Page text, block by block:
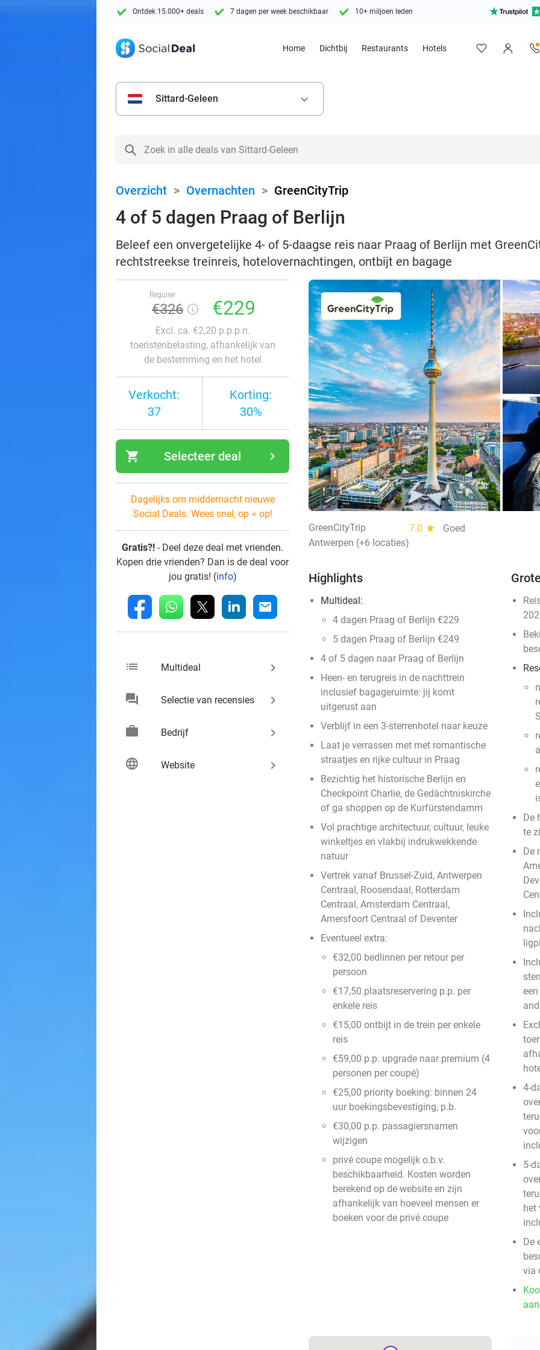
Ontdek 15.000+ deals 7 dagen per week beschikbaar 10+ miljoen leden
Home Dichtbij Restaurants Hotels
Sittard-Geleen keyboard_arrow_down
Overzicht > Overnachten > GreenCityTrip
4 of 5 dagen Praag of Berlijn
Beleef een onvergetelijke 4- of 5-daagse reis naar Praag of Berlijn met
rechtstreekse treinreis, hotelovernachtingen, ontbijt en bagage
Regulier
€326 €229
Excl. ca. €2,20 p.p.p.n.
toeristenbelasting, afhankelijk van
de bestemming en het hotel
Verkocht:
37
Korting:
30%
shopping_cart navigate_next
Selecteer deal
Dagelijks om middernacht nieuwe
Social Deals. Wees snel, op = op!
Gratis?! - Deel deze deal met vrienden.
Kopen drie vrienden? Dan is de deal voor
jou gratis! (info)
fb whatsapp linkedin mail
list Multideal keyboard_arrow_right
chat Selectie van recensies keyboard_arrow_right
work Bedrijf keyboard_arrow_right
language Website keyboard_arrow_right
GreenCityTrip 7.0 star
Goed
Antwerpen (+6 locaties)
Highlights
Multideal:
4 dagen Praag of Berlijn €229
5 dagen Praag of Berlijn €249
4 of 5 dagen naar Praag of Berlijn
Heen- en terugreis in de nachttrein
inclusief bagageruimte: jij komt
uitgerust aan
Verblijf in een 3-sterrenhotel naar keuze
Laat je verrassen met met romantische
straatjes en rijke cultuur in Praag
Bezichtig het historische Berlijn en
Checkpoint Charlie, de Gedächtniskirche
of ga shoppen op de Kurfürstendamm
Vol prachtige architectuur, cultuur, leuke
winkeltjes en vlakbij indrukwekkende
natuur
Vertrek vanaf Brussel-Zuid, Antwerpen
Centraal, Roosendaal, Rotterdam
Centraal, Amsterdam Centraal,
Amersfoort Centraal of Deventer
Eventueel extra:
€32,00 bedlinnen per retour per
persoon
€17,50 plaatsreservering p.p. per
enkele reis
€15,00 ontbijt in de trein per enkele
reis
€59,00 p.p. upgrade naar premium (4
personen per coupé)
€25,00 priority boeking: binnen 24
uur boekingsbevestiging, p.b.
€30,00 p.p. passagiersnamen
wijzigen
privé coupe mogelijk o.b.v.
beschikbaarheid. Kosten worden
berekend op de website en zijn
afhankelijk van hoeveel mensen er
boeken voor de privé coupe
De
te
De
4-
5-
het
De
via